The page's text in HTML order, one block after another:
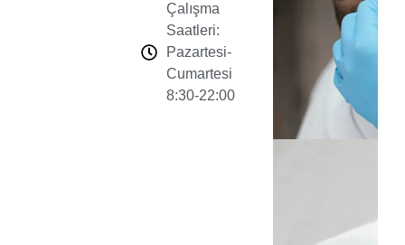
Çalışma
Saatleri:
Pazartesi-
Cumartesi
8:30-22:00